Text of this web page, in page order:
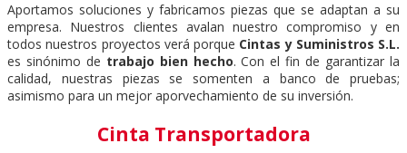
Aportamos soluciones y fabricamos piezas que se adaptan a su
empresa. Nuestros clientes avalan nuestro compromiso y en
todos nuestros proyectos verá porque Cintas y Suministros S.L.
es sinónimo de trabajo bien hecho. Con el fin de garantizar la
calidad, nuestras piezas se somenten a banco de pruebas;
asimismo para un mejor aporvechamiento de su inversión.
Cinta Transportadora